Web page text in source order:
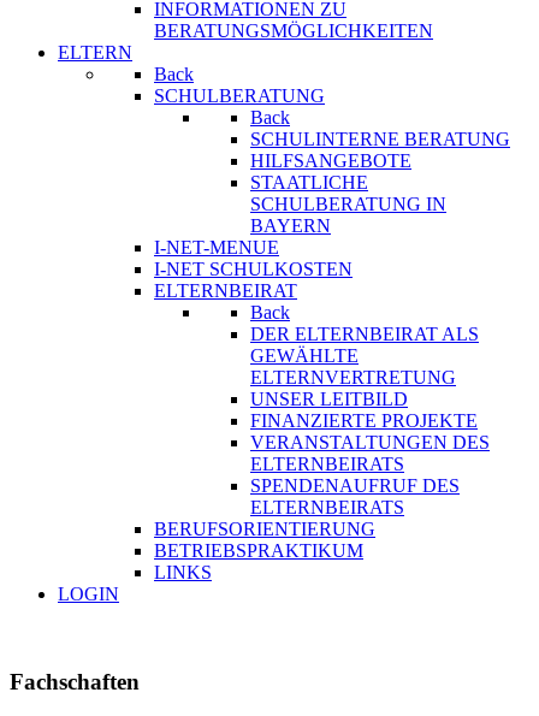
INFORMATIONEN ZU
BERATUNGSMÖGLICHKEITEN
ELTERN
Back
SCHULBERATUNG
Back
SCHULINTERNE BERATUNG
HILFSANGEBOTE
STAATLICHE
SCHULBERATUNG IN
BAYERN
I-NET-MENUE
I-NET SCHULKOSTEN
ELTERNBEIRAT
Back
DER ELTERNBEIRAT ALS
GEWÄHLTE
ELTERNVERTRETUNG
UNSER LEITBILD
FINANZIERTE PROJEKTE
VERANSTALTUNGEN DES
ELTERNBEIRATS
SPENDENAUFRUF DES
ELTERNBEIRATS
BERUFSORIENTIERUNG
BETRIEBSPRAKTIKUM
LINKS
LOGIN
Fachschaften